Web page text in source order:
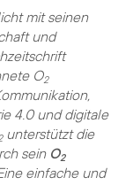
mit seinen
und
O2
4.0 und digitale
unterstützt die
sein O2
einfache und